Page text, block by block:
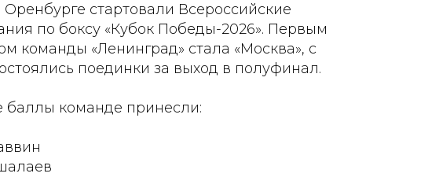
Оренбурге стартовали Всероссийские
по боксу «Кубок Победы-2026». Первым
команды «Ленинград» стала «Москва», с
поединки за выход в полуфинал.
баллы команде принесли: